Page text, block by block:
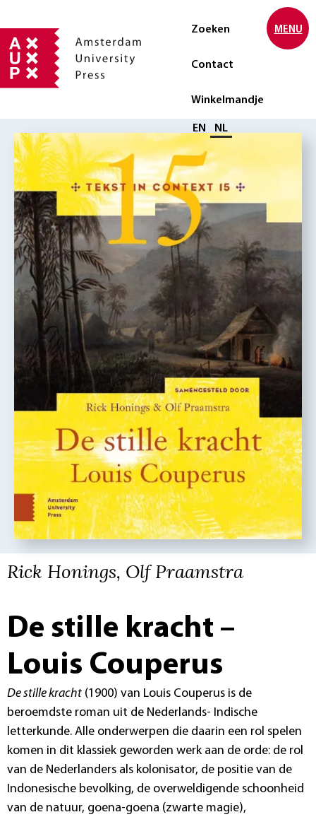
Zoeken
Contact
Winkelmandje
Selecteer taal
EN NL
MENU
Rick Honings, Olf Praamstra
De stille kracht –
Louis Couperus
De stille kracht (1900) van Louis Couperus is de
beroemdste roman uit de Nederlands- Indische
letterkunde. Alle onderwerpen die daarin een rol spelen
komen in dit klassiek geworden werk aan de orde: de rol
van de Nederlanders als kolonisator, de positie van de
Indonesische bevolking, de overweldigende schoonheid
van de natuur, goena-goena (zwarte magie),